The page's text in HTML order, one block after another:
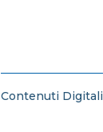
Contenuti Digitali